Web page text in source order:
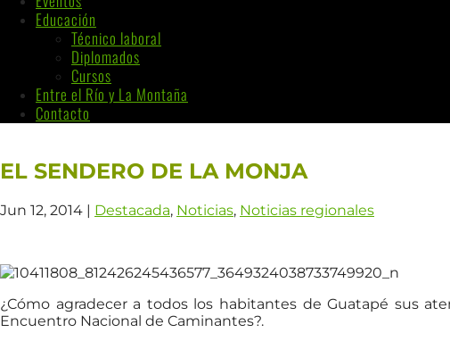
Educación
Técnico laboral
Diplomados
Cursos
Entre el Río y La Montaña
Contacto
EL SENDERO DE LA MONJA
Jun 12, 2014 | Destacada, Noticias, Noticias regionales
¿Cómo agradecer a todos los habitantes de Guatapé sus
Encuentro Nacional de Caminantes?.